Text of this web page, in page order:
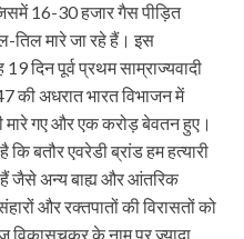
16-30 हजार गैस पीड़ित
तिल मारे जा रहे हैं। इस
दिन पूर्व प्रथम साम्राज्यवादी
की अधरात भारत विभाजन में
मारे गए और एक करोड़ बेवतन हुए।
बतौर एवरेडी ब्रांड हम हत्यारी
हैं जैसे अन्य बाह्य और आंतरिक
और रक्तपातों की विरासतों को
विकासचक्र के नाम पर ज्यादा